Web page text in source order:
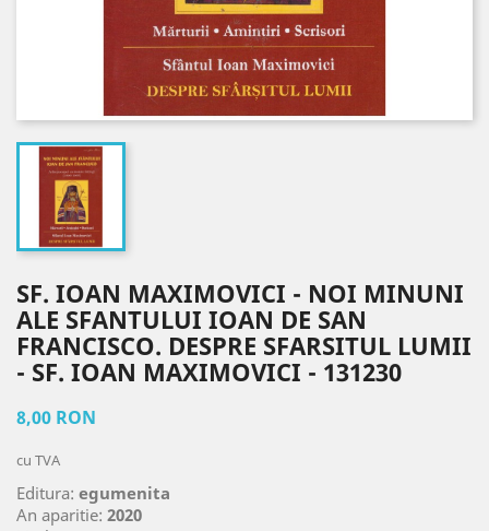
SF. IOAN MAXIMOVICI - NOI MINUNI
ALE SFANTULUI IOAN DE SAN
FRANCISCO. DESPRE SFARSITUL LUMII
- SF. IOAN MAXIMOVICI - 131230
8,00 RON
cu TVA
Editura: egumenita
An aparitie: 2020